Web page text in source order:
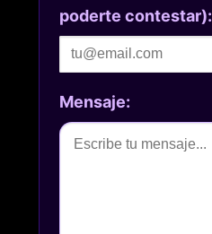
poderte contestar):
Mensaje: